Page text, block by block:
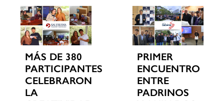
MÁS DE 380
PARTICIPANTES
CELEBRARON
LA
PRIMER
ENCUENTRO
ENTRE
PADRINOS